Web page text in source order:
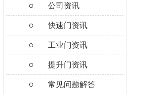
公司资讯
快速门资讯
工业门资讯
提升门资讯
常见问题解答